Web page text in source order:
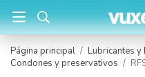
Página principal / Lubricantes y
Condones y preservativos /